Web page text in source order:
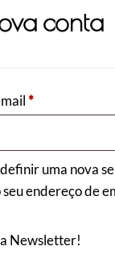
conta
*Obrigatório
uma nova
endereço de
Newsletter!